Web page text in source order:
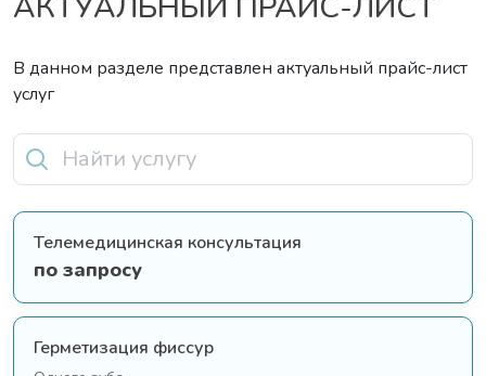
УСЛУГИ
ЦЕНЫ
СПЕЦИАЛИСТЫ
АКЦИИ
НАШИ РАБОТЫ
ОТЗЫВЫ
ПОЛЕЗНОЕ
КОНТАКТЫ
В данном разделе представлен актуальный прайс-лист
услуг
Телемедицинская консультация
по запросу
Герметизация фиссур